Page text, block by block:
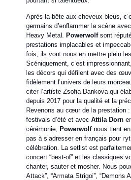
Après la bête aux cheveux bleus,
germains d’enflammer la scène
Heavy Metal.
Powerwolfsont
prestations implacables et
fois, ils vont nous en mettre plein
Scéniquement, c’est
les décors qui défilent avec des
fidèlement l’univers de leurs
citer l’artiste Zsofia Dankova qui
depuis 2017 pour la qualité et la
Revenons au cœur de la prestation
festivals d’été et avec Attila Dorn
cérémonie,
Powerwolfnous tient en
pas à s’adresser en français pour
célébration. La setlist est
concert “best-of” et les classiques
chanter, sauter et mosher. Nous
Attack”, “Armata Strigoi”, “Demons